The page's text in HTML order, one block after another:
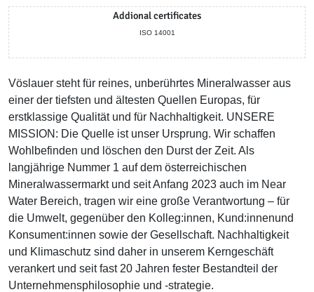
Addional certificates
ISO 14001
Vöslauer steht für reines, unberührtes Mineralwasser aus
einer der tiefsten und ältesten Quellen Europas, für
erstklassige Qualität und für Nachhaltigkeit. UNSERE
MISSION: Die Quelle ist unser Ursprung. Wir schaffen
Wohlbefinden und löschen den Durst der Zeit. Als
langjährige Nummer 1 auf dem österreichischen
Mineralwassermarkt und seit Anfang 2023 auch im Near
Water Bereich, tragen wir eine große Verantwortung – für
die Umwelt, gegenüber den Kolleg:innen, Kund:innenund
Konsument:innen sowie der Gesellschaft. Nachhaltigkeit
und Klimaschutz sind daher in unserem Kerngeschäft
verankert und seit fast 20 Jahren fester Bestandteil der
Unternehmensphilosophie und -strategie.